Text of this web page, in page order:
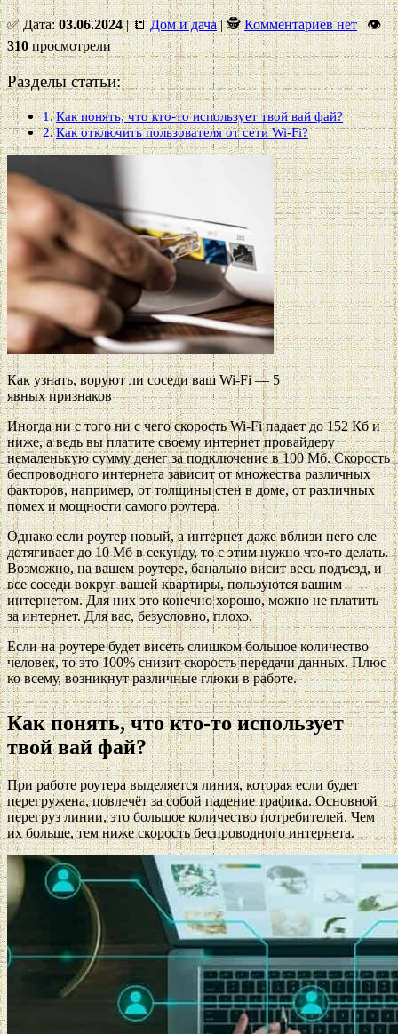
✅ Дата:03.06.2024| 📒Дом и дача| 🕵Комментариев нет|👁
310 просмотрели
Разделы статьи:
Как понять, что кто-то использует твой вай фай?
Как отключить пользователя от сети Wi-Fi?
Как узнать, воруют ли соседи ваш Wi-Fi — 5
явных признаков
Иногда ни с того ни с чего скорость Wi-Fi падает до 152 Кб и
ниже, а ведь вы платите своему интернет провайдеру
немаленькую сумму денег за подключение в 100 Мб. Скорость
беспроводного интернета зависит от множества различных
факторов, например, от толщины стен в доме, от различных
помех и мощности самого роутера.
Однако если роутер новый, а интернет даже вблизи него еле
дотягивает до 10 Мб в секунду, то с этим нужно что-то делать.
Возможно, на вашем роутере, банально висит весь подъезд, и
все соседи вокруг вашей квартиры, пользуются вашим
интернетом. Для них это конечно хорошо, можно не платить
за интернет. Для вас, безусловно, плохо.
Если на роутере будет висеть слишком большое количество
человек, то это 100% снизит скорость передачи данных. Плюс
ко всему, возникнут различные глюки в работе.
Как понять, что кто-то использует
твой вай фай?
При работе роутера выделяется линия, которая если будет
перегружена, повлечёт за собой падение трафика. Основной
перегруз линии, это большое количество потребителей. Чем
их больше, тем ниже скорость беспроводного интернета.